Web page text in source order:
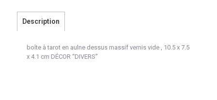
Description
boîte à tarot en aulne dessus massif vernis vide , 10.5 x 7.5
x 4.1 cm DÉCOR “DIVERS”